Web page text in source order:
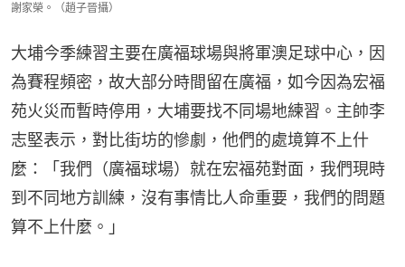
謝家榮。（趙子晉攝）
大埔今季練習主要在廣福球場與將軍澳足球中心，因
為賽程頻密，故大部分時間留在廣福，如今因為宏福
苑火災而暫時停用，大埔要找不同場地練習。主帥李
志堅表示，對比街坊的慘劇，他們的處境算不上什
麼：「我們（廣福球場）就在宏福苑對面，我們現時
到不同地方訓練，沒有事情比人命重要，我們的問題
算不上什麼。」